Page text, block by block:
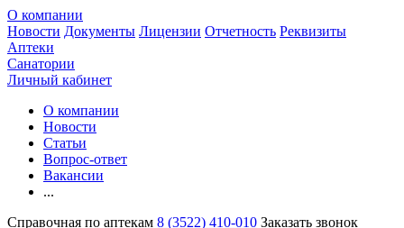
О компании
Новости Документы Лицензии Отчетность Реквизиты
Аптеки
Санатории
Личный кабинет
О компании
Новости
Статьи
Вопрос-ответ
Вакансии
...
Справочная по аптекам 8 (3522) 410-010 Заказать звонок